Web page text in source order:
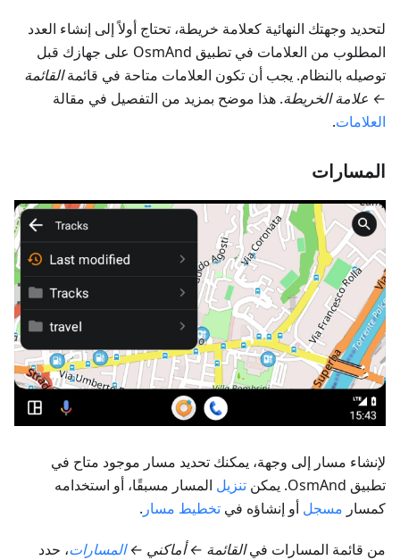
لتحديد وجهتك النهائية كعلامة خريطة، تحتاج أولاً إلى إنشاء العدد
المطلوب من العلامات في تطبيق OsmAnd على جهازك قبل
توصيله بالنظام. يجب أن تكون العلامات متاحة في قائمةالقائمة
← علامة الخريطة. هذا موضح بمزيد من التفصيل في مقالة
العلامات.
المسارات
لإنشاء مسار إلى وجهة، يمكنك تحديد مسار موجود متاح في
تطبيق OsmAnd. يمكن
تنزيل المسار مسبقًا، أو استخدامه
كمسار مسجل أو إنشاؤه في تخطيط مسار .
من قائمة المسارات فيالقائمة ← أماكني ←المسارات، حدد